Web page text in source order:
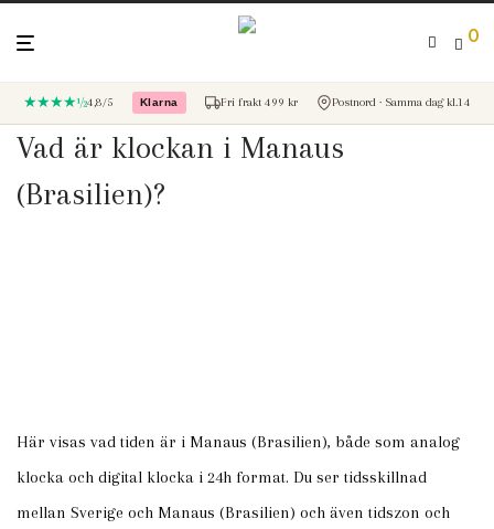
0
★★★★½4,8/5 Klarna
– betala med KlarnaFri frakt 499 kr Postnord · Samma dag kl.14
Vad är klockan i Manaus
(Brasilien)?
Här visas vad tiden är i Manaus (Brasilien), både som analog
klocka och digital klocka i 24h format. Du ser tidsskillnad
mellan Sverige och Manaus (Brasilien) och även tidszon och